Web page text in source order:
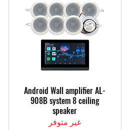
العرض السريع
Android Wall amplifier AL-
908B system 8 ceiling
speaker
غير متوفر